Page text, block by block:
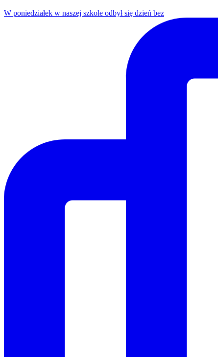
W poniedziałek w naszej szkole odbył się dzień bez